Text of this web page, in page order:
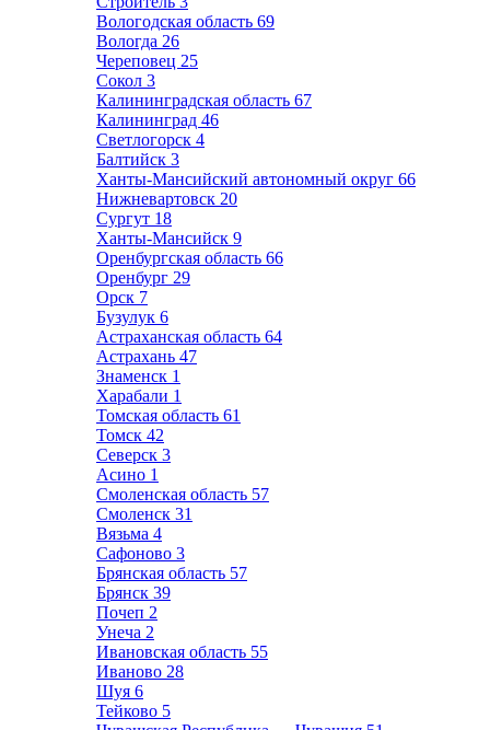
Вологодская область 69
Вологда 26
Череповец 25
Сокол 3
Калининградская область 67
Калининград 46
Светлогорск 4
Балтийск 3
Ханты-Мансийский автономный округ 66
Нижневартовск 20
Сургут 18
Ханты-Мансийск 9
Оренбургская область 66
Оренбург 29
Орск 7
Бузулук 6
Астраханская область 64
Астрахань 47
Знаменск 1
Харабали 1
Томская область 61
Томск 42
Северск 3
Асино 1
Смоленская область 57
Смоленск 31
Вязьма 4
Сафоново 3
Брянская область 57
Брянск 39
Почеп 2
Унеча 2
Ивановская область 55
Иваново 28
Шуя 6
Тейково 5